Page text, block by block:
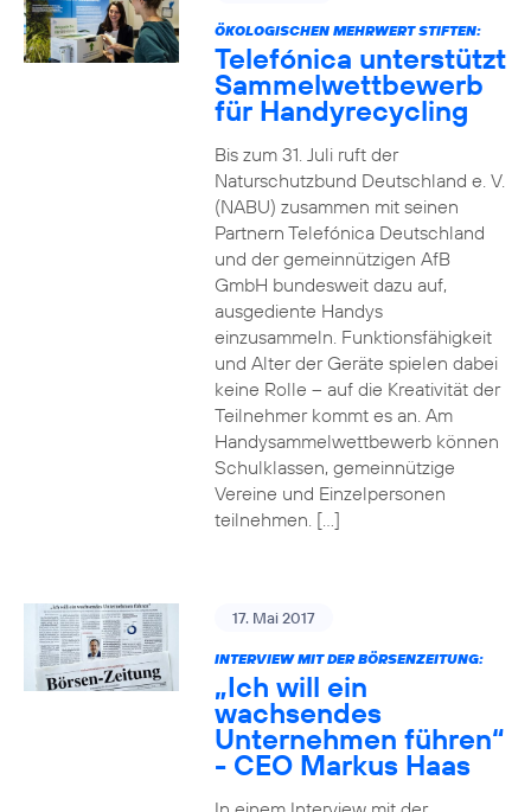
ÖKOLOGISCHEN MEHRWERT STIFTEN:
Telefónica unterstützt
Sammelwettbewerb
für Handyrecycling
Bis zum 31. Juli ruft der
Naturschutzbund Deutschland e. V.
(NABU) zusammen mit seinen
Partnern Telefónica Deutschland
und der gemeinnützigen AfB
GmbH bundesweit dazu auf,
ausgediente Handys
einzusammeln. Funktionsfähigkeit
und Alter der Geräte spielen dabei
keine Rolle – auf die Kreativität der
Teilnehmer kommt es an. Am
Handysammelwettbewerb können
Schulklassen, gemeinnützige
Vereine und Einzelpersonen
teilnehmen. […]
17. Mai 2017
INTERVIEW MIT DER BÖRSENZEITUNG:
„Ich will ein
wachsendes
Unternehmen führen“
- CEO Markus Haas